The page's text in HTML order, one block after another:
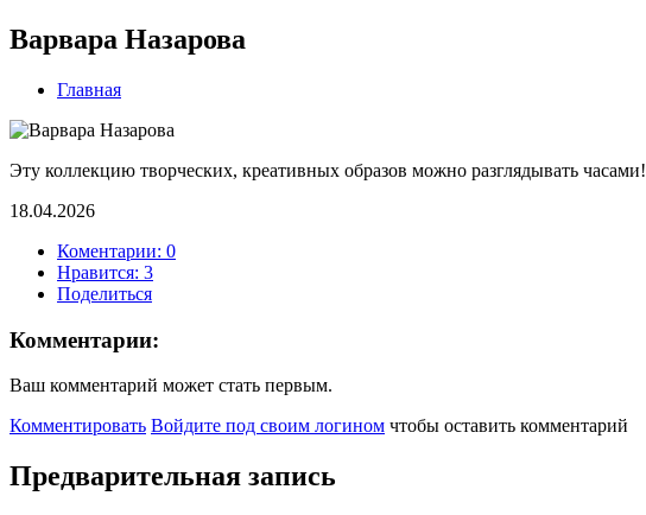
Варвара Назарова
Главная
Эту коллекцию творческих, креативных образов можно разглядывать часами!
18.04.2026
Коментарии: 0
Нравится: 3
Поделиться
Комментарии:
Ваш комментарий может стать первым.
Комментировать Войдите под своим логином чтобы оставить комментарий
Предварительная запись